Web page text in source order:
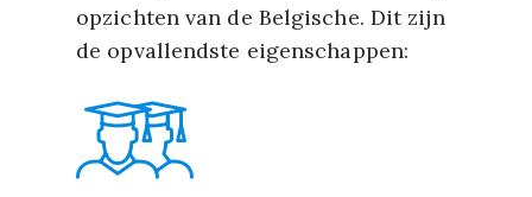
opzichten van de Belgische. Dit zijn
de opvallendste eigenschappen: